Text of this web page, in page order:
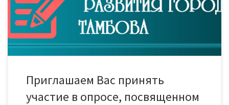
экономического развития города до 2035 года. Внимание,
анкета анонимная. Вы можете быть уверены, что
информация, которую Вы сообщите, будет […]
Приглашаем Вас принять
участие в опросе, посвященном